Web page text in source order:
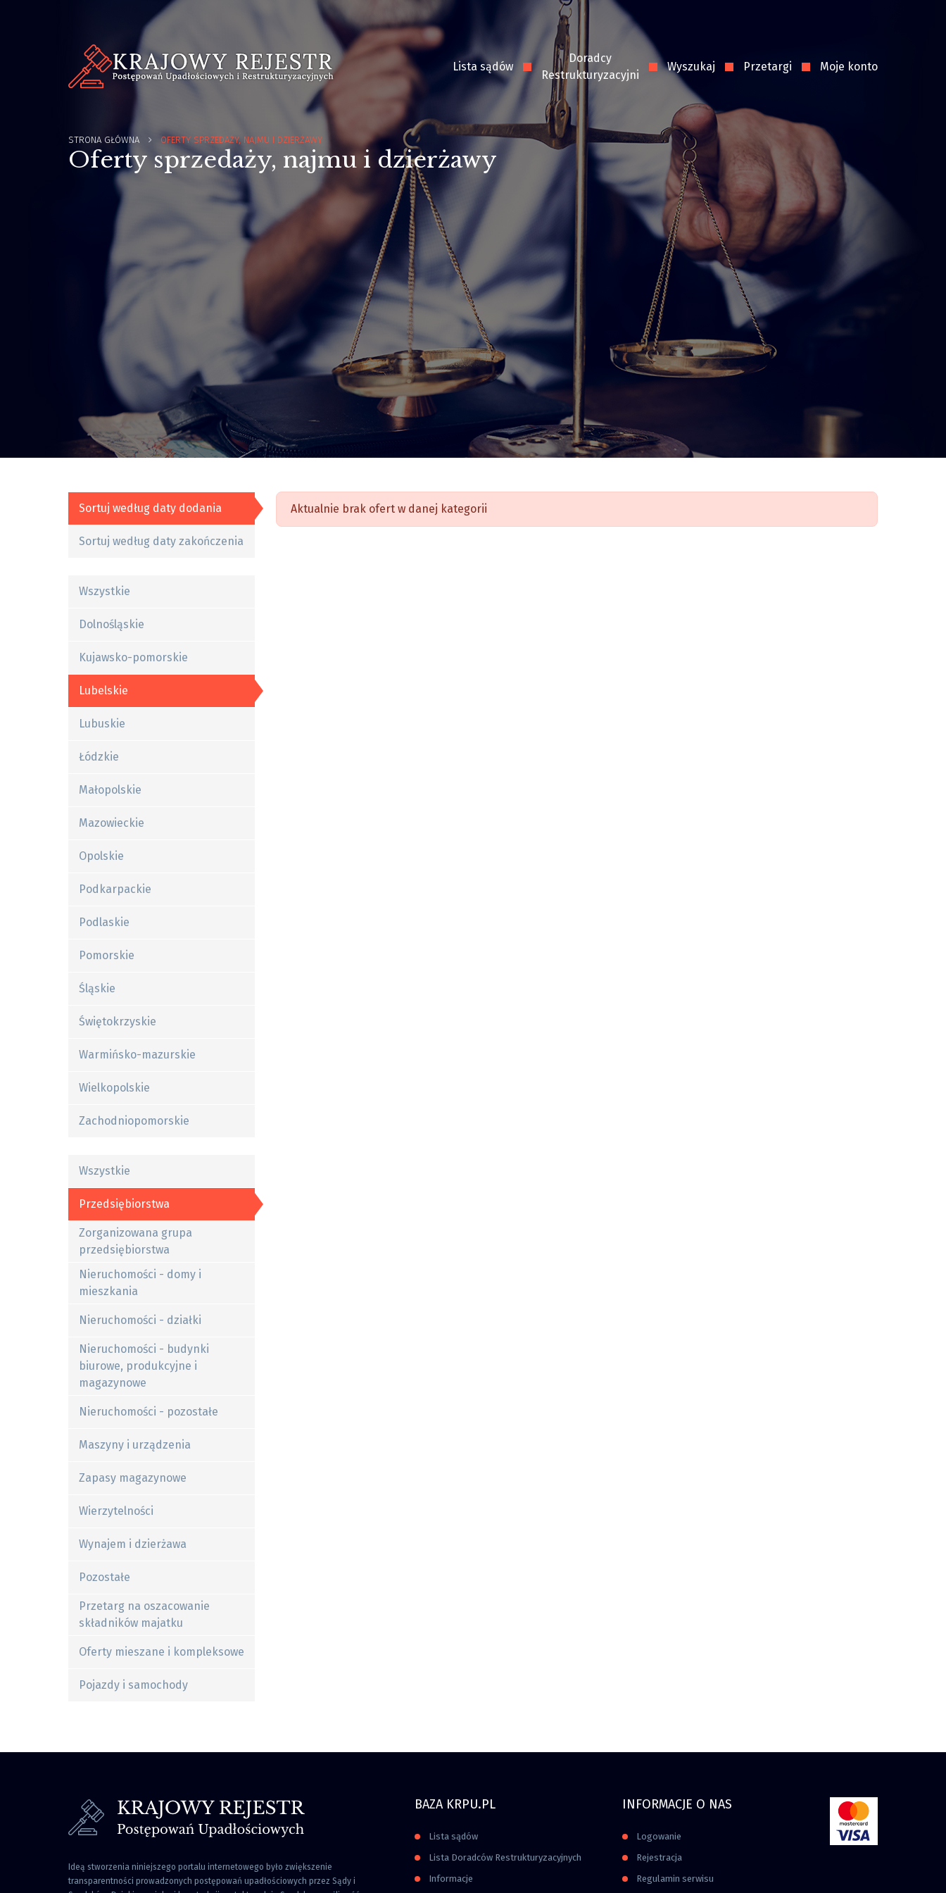
Lista sądów
Doradcy
Restrukturyzacyjni
Wyszukaj Przetargi Moje konto
STRONA GŁÓWNA OFERTY SPRZEDAŻY, NAJMU I DZIERŻAWY
Oferty sprzedaży, najmu i dzierżawy
Sortuj według daty dodania
Sortuj według daty zakończenia
Wszystkie
Dolnośląskie
Kujawsko-pomorskie
Lubelskie
Lubuskie
Łódzkie
Małopolskie
Mazowieckie
Opolskie
Podkarpackie
Podlaskie
Pomorskie
Śląskie
Świętokrzyskie
Warmińsko-mazurskie
Wielkopolskie
Zachodniopomorskie
Wszystkie
Przedsiębiorstwa
Zorganizowana grupa
przedsiębiorstwa
Nieruchomości - domy i
mieszkania
Nieruchomości - działki
Nieruchomości - budynki
biurowe, produkcyjne i
magazynowe
Nieruchomości - pozostałe
Maszyny i urządzenia
Zapasy magazynowe
Wierzytelności
Wynajem i dzierżawa
Pozostałe
Przetarg na oszacowanie
składników majatku
Oferty mieszane i kompleksowe
Pojazdy i samochody
Aktualnie brak ofert w danej kategorii
Ideą stworzenia niniejszego portalu internetowego było zwiększenie
transparentności prowadzonych postępowań upadłościowych przez Sądy i
BAZA KRPU.PL
Lista sądów
Lista Doradców Restrukturyzacyjnych
Informacje
INFORMACJE O NAS
Logowanie
Rejestracja
Regulamin serwisu